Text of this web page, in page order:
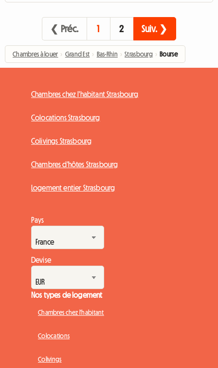
❮ Préc. 1 2 Suiv. ❯
Chambres à louer › Grand Est › Bas-Rhin › Strasbourg › Bourse
Chambres chez l'habitant Strasbourg
Colocations Strasbourg
Colivings Strasbourg
Chambres d'hôtes Strasbourg
Logement entier Strasbourg
Pays
Devise
Nos types de logement
Chambres chez l'habitant
Colocations
Colivings